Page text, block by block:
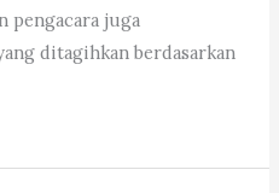
pengacara juga
ditagihkan berdasarkan